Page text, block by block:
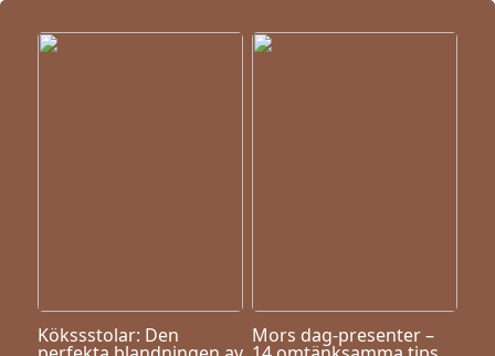
Kökssstolar: Den Mors dag-presenter –